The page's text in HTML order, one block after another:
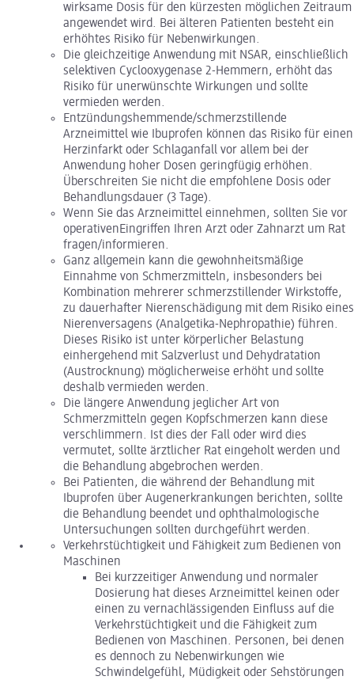
wirksame Dosis für den kürzesten möglichen Zeitraum
angewendet wird. Bei älteren Patienten besteht ein
erhöhtes Risiko für Nebenwirkungen.
Die gleichzeitige Anwendung mit NSAR, einschließlich
selektiven Cyclooxygenase 2-Hemmern, erhöht das
Risiko für unerwünschte Wirkungen und sollte
vermieden werden.
Entzündungshemmende/schmerzstillende
Arzneimittel wie Ibuprofen können das Risiko für einen
Herzinfarkt oder Schlaganfall vor allem bei der
Anwendung hoher Dosen geringfügig erhöhen.
Überschreiten Sie nicht die empfohlene Dosis oder
Behandlungsdauer (3 Tage).
Wenn Sie das Arzneimittel einnehmen, sollten Sie vor
operativenEingriffen Ihren Arzt oder Zahnarzt um Rat
fragen/informieren.
Ganz allgemein kann die gewohnheitsmäßige
Einnahme von Schmerzmitteln, insbesonders bei
Kombination mehrerer schmerzstillender Wirkstoffe,
zu dauerhafter Nierenschädigung mit dem Risiko eines
Nierenversagens (Analgetika-Nephropathie) führen.
Dieses Risiko ist unter körperlicher Belastung
einhergehend mit Salzverlust und Dehydratation
(Austrocknung) möglicherweise erhöht und sollte
deshalb vermieden werden.
Die längere Anwendung jeglicher Art von
Schmerzmitteln gegen Kopfschmerzen kann diese
verschlimmern. Ist dies der Fall oder wird dies
vermutet, sollte ärztlicher Rat eingeholt werden und
die Behandlung abgebrochen werden.
Bei Patienten, die während der Behandlung mit
Ibuprofen über Augenerkrankungen berichten, sollte
die Behandlung beendet und ophthalmologische
Untersuchungen sollten durchgeführt werden.
Verkehrstüchtigkeit und Fähigkeit zum Bedienen von
Maschinen
Bei kurzzeitiger Anwendung und normaler
Dosierung hat dieses Arzneimittel keinen oder
einen zu vernachlässigenden Einfluss auf die
Verkehrstüchtigkeit und die Fähigkeit zum
Bedienen von Maschinen. Personen, bei denen
es dennoch zu Nebenwirkungen wie
Schwindelgefühl, Müdigkeit oder Sehstörungen